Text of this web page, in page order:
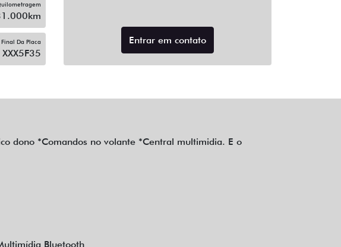
Final Da Placa
XXX5F35
Entrar em contato
dono *Comandos no volante *Central multimidia. E o
Bluetooth